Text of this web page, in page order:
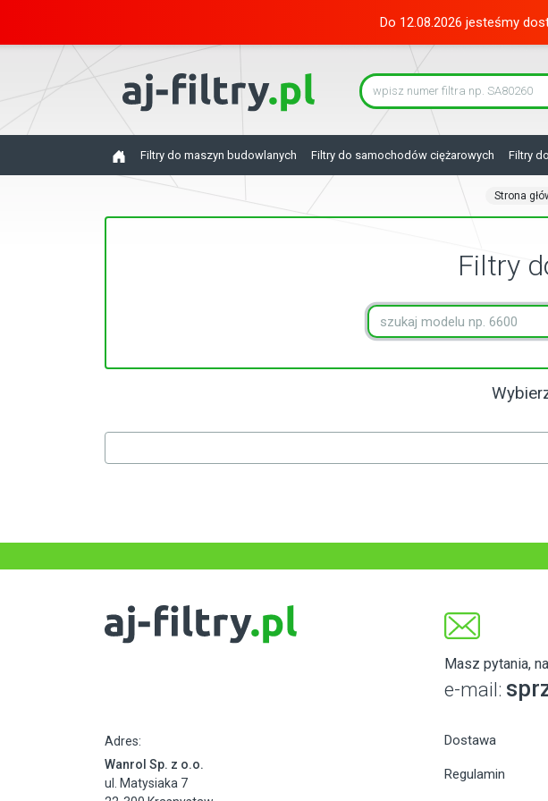
Do 12.08.2026 jesteśmy
Filtry do maszyn budowlanych Filtry do samochodów ciężarowych Filtry
Strona
Filtry
Masz pytania,
e-mail:
Adres:
Wanrol Sp. z o.o.
ul. Matysiaka 7
Dostawa
Regulamin